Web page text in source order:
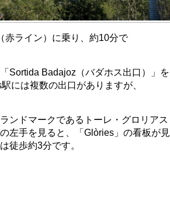
赤ライン）に乗り、約10分で
Sortida Badajoz（バダホス出口）」を
には複数の出口がありますが、
ンドマークであるトーレ・グロリアス
左手を見ると、「Glòries」の看板が見
徒歩約3分です。